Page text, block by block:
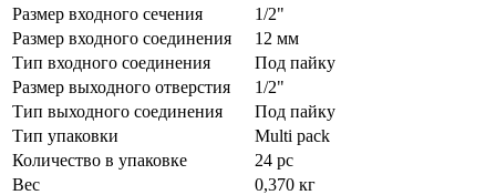
Размер входного сечения
1/2"
Размер входного соединения
12 мм
Тип входного соединения
Под пайку
Размер выходного отверстия
1/2"
Тип выходного соединения
Под пайку
Тип упаковки
Multi pack
Количество в упаковке
24 pc
Вес
0,370 кг